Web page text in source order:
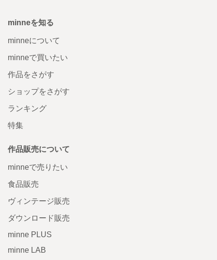
minneを知る
minneについて
minneで買いたい
作品をさがす
ショップをさがす
ランキング
特集
作品販売について
minneで売りたい
食品販売
ヴィンテージ販売
ダウンロード販売
minne PLUS
minne LAB